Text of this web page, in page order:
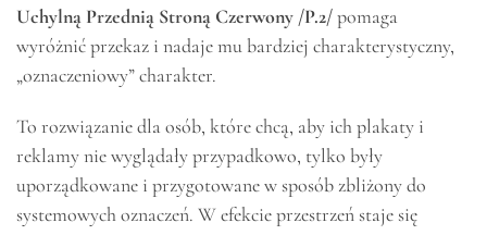
Uchylną Przednią Stroną Czerwony /P.2/pomaga
wyróżnić przekaz i nadaje mu bardziej charakterystyczny,
„oznaczeniowy” charakter.
To rozwiązanie dla osób, które chcą, aby ich plakaty i
reklamy nie wyglądały przypadkowo, tylko były
uporządkowane i przygotowane w sposób zbliżony do
systemowych oznaczeń. W efekcie przestrzeń staje się